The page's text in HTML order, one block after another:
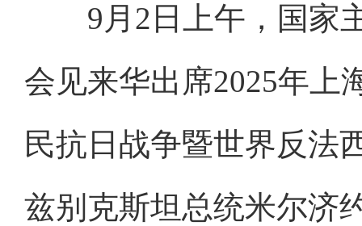
9月2日上午，国家主
会见来华出席2025年上
民抗日战争暨世界反法
兹别克斯坦总统米尔济